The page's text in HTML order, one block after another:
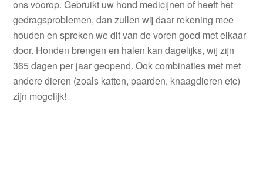
ons voorop. Gebruikt uw hond medicijnen of heeft het
gedragsproblemen, dan zullen wij daar rekening mee
houden en spreken we dit van de voren goed met elkaar
door. Honden brengen en halen kan dagelijks, wij zijn
365 dagen per jaar geopend. Ook combinaties met met
andere dieren (zoals katten, paarden, knaagdieren etc)
zijn mogelijk!